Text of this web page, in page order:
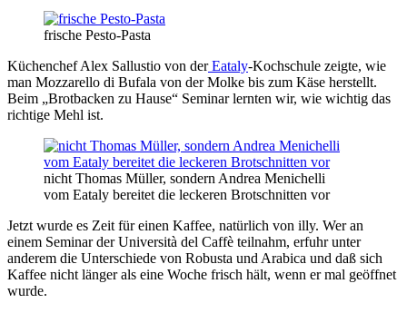
frische Pesto-Pasta
Küchenchef Alex Sallustio von derEataly-Kochschule zeigte, wie
man Mozzarello di Bufala von der Molke bis zum Käse herstellt.
Beim „Brotbacken zu Hause“ Seminar lernten wir, wie wichtig das
richtige Mehl ist.
nicht Thomas Müller, sondern Andrea Menichelli
vom Eataly bereitet die leckeren Brotschnitten vor
Jetzt wurde es Zeit für einen Kaffee, natürlich von illy. Wer an
einem Seminar der Università del Caffè teilnahm, erfuhr unter
anderem die Unterschiede von Robusta und Arabica und daß sich
Kaffee nicht länger als eine Woche frisch hält, wenn er mal geöffnet
wurde.